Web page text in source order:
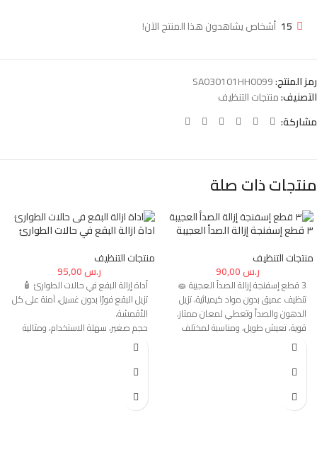
15 أشخاص يشاهدون هذا المنتج الآن!
رمز المنتج:SA030101HH0099
التصنيف:منتجات التنظيف
مشاركة:
منتجات ذات صلة
٣ قطع إسفنجة إزالة الصدأ العجيبة
منتجات التنظيف
ر.س
3 قطع إسفنجة إزالة الصدأ العجيبة 🧽
تنظيف عميق بدون مواد كيميائية، تزيل
الدهون والصدأ وتعطي لمعان ممتاز.
قوية، تعيش طويل، ومناسبة لمختلف
الأسطح.
اداة ازالة البقع في حالات الطوارئ
منتجات التنظيف
ر.س
أداة إزالة البقع في حالات الطوارئ 🧴
تزيل البقع فورًا بدون غسيل، آمنة على كل
الأقمشة.
حجم صغير، سهلة الاستخدام، ومثالية
للقهوة، الزيت والمكياج.